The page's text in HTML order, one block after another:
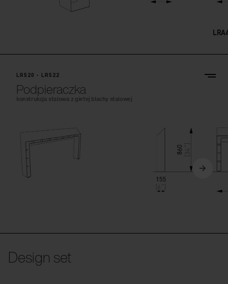
LR520 - LR522
Podpieraczka
konstrukcja stalowa z gietej blachy stalowej
Design set